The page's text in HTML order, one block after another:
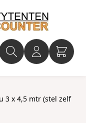
3 x 4,5 mtr (stel zelf